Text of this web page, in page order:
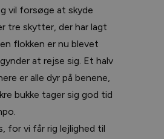
vil forsøge at skyde
tre skytter, der har lagt
flokken er nu blevet
at rejse sig. Et halv
er alle dyr på benene,
bukke tager sig god tid
for vi får rig lejlighed til